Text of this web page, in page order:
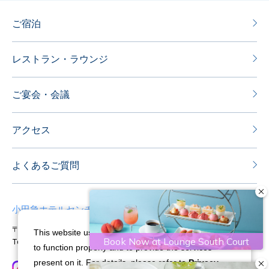
ご宿泊
レストラン・ラウンジ
ご宴会・会議
アクセス
よくあるご質問
小田急ホテルセンチュリーサザンタワー
〒151-8583 東京都渋谷区代々木2-2-1
Tel：03-5354-0111
Fax：03-5354-0100
This website uses cookies and similar technologies
to function properly and to provide the services
present on it. For details, please refer toPrivacy